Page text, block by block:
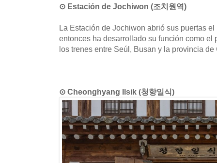
⊙ Estación de Jochiwon (조치원역)
La Estación de Jochiwon abrió sus puertas
entonces ha desarrollado su función como el
los trenes entre Seúl, Busan y la provincia
⊙ Cheonghyang Ilsik (청향일식)